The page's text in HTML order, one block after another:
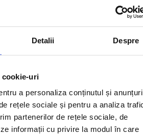
Detalii Despre
cookie-uri
a personaliza conținutul și
rețele sociale și pentru a analiza
partenerilor de rețele sociale, de
informații cu privire la modul în care
MOINESTI -
urmatoarele
ROTTERDAM
TILBURG
UTRECHT